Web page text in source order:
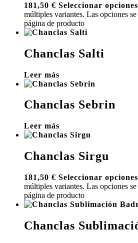
181,50 € Seleccionar opciones
múltiples variantes. Las opciones
página de producto
Chanclas Salti
Leer más
Chanclas Sebrin
Leer más
Chanclas Sirgu
181,50 € Seleccionar opciones
múltiples variantes. Las opciones
página de producto
Chanclas